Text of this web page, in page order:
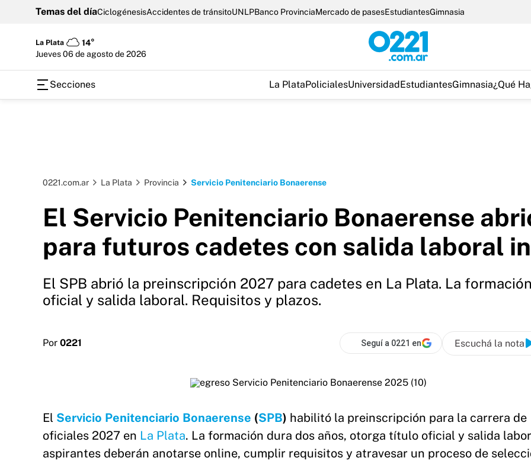
Temas del díaCiclogénesisAccidentes de tránsitoUNLPBanco ProvinciaMercado de pasesEstudiantesGimnasia
La Plata
14°
jueves 06 de agosto de 2026
Secciones La PlataPolicialesUniversidadEstudiantesGimnasia¿Qué
0221.com.ar La Plata Provincia Servicio Penitenciario Bonaerense
El Servicio Penitenciario Bonaerense
para futuros cadetes con salida laboral
El SPB abrió la preinscripción 2027 para cadetes en La Plata. La
oficial y salida laboral. Requisitos y plazos.
Por 0221 Seguí a 0221 en Escuchá la nota
El Servicio Penitenciario Bonaerense (SPB) habilitó la preinscripción para la carrera de
oficiales 2027 en La Plata. La formación dura dos años, otorga título oficial y salida
aspirantes deberán anotarse online, cumplir requisitos y atravesar un proceso de